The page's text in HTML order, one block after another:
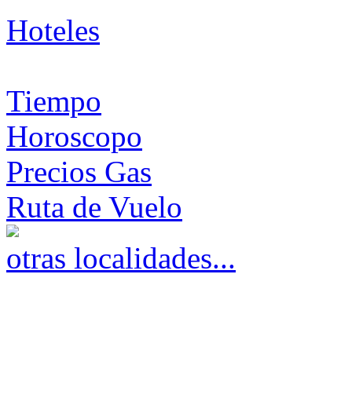
Hoteles
Tiempo
Horoscopo
Precios Gas
Ruta de Vuelo
otras localidades...